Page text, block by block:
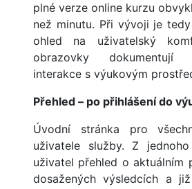
plné verze online kurzu
než minutu. Při vývoji je
ohled na uživatelský
obrazovky
interakce s výukovým
Přehled – po přihlášení do
Úvodní stránka pro
uživatele služby. Z
uživatel přehled o aktuálním
dosažených výsledcích a